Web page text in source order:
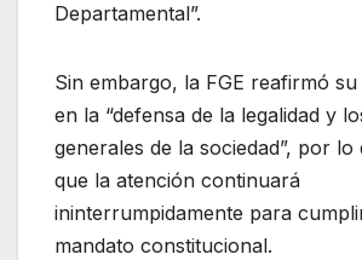
Departamental”.
Sin embargo, la FGE reafirmó
en la “defensa de la legalidad y
generales de la sociedad”, por lo
que la atención continuará
ininterrumpidamente para
mandato constitucional.